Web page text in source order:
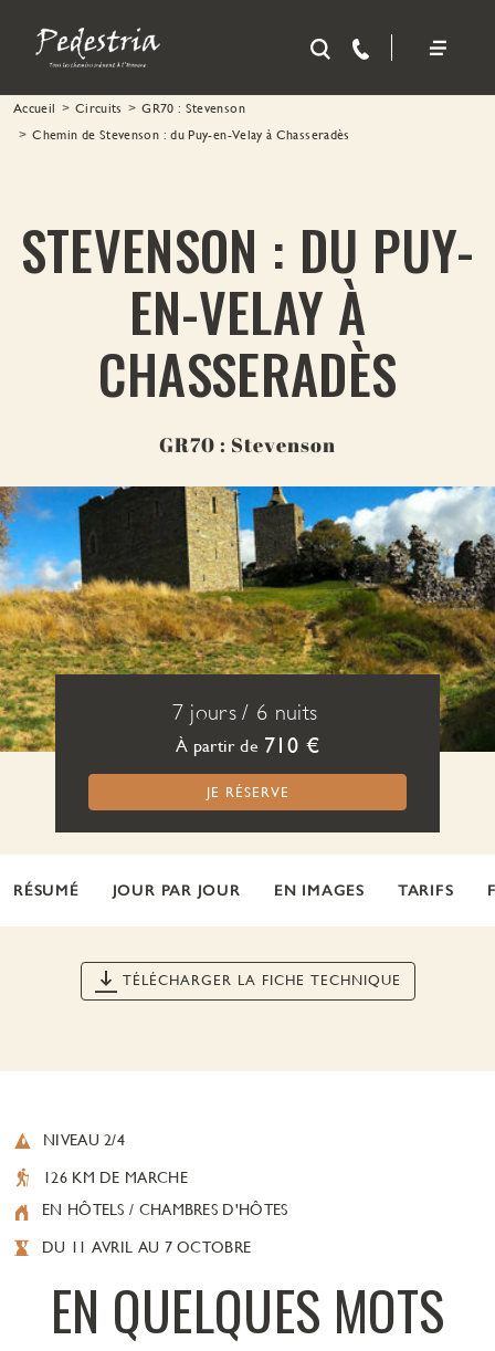
Accueil Circuits
GR70 : Stevenson
Chemin de Stevenson : du Puy-en-Velay à Chasseradès
STEVENSON : DU PUY-
EN-VELAY À
CHASSERADÈS
GR70 : Stevenson
7 jours / 6 nuits
À partir de 710 €
JE RÉSERVE
RÉSUMÉ JOUR PAR JOUR EN IMAGES TARIFS
TÉLÉCHARGER LA FICHE TECHNIQUE
NIVEAU 2/4
126 KM DE MARCHE
EN HÔTELS / CHAMBRES D'HÔTES
DU 11 AVRIL AU 7 OCTOBRE
EN QUELQUES MOTS